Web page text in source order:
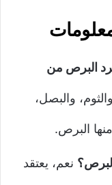
البرص من
والبصل،
منها البرص.
نعم، يعتقد